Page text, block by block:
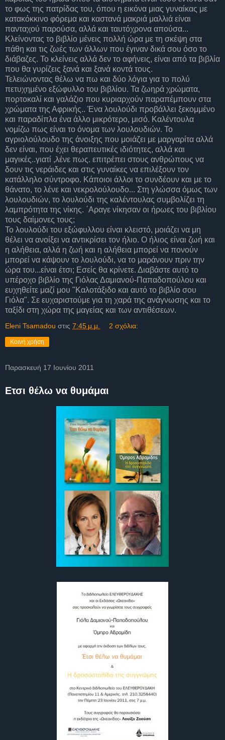
το φως της πατρίδας του, όπου η εικόνα μιας γυναίκας με
κατακόκκινο φόρεμα και καστανά μακριά μαλλιά είναι
πανταχού παρούσα, αλλά και ταυτόχρονα απούσα...
Κλείνοντας το βιβλίο μένεις πολλή ώρα με τη σκέψη στα
πάθη και τις ζωές των άλλων που έγιναν δικά σου όσο το
διάβαζες. Το κλείνεις αλλά δεν το αφήνεις, είναι από τα βιβλία
που θα γυρίζεις ξανά και ξανά κοντά τους.
Τελειώνοντας θέλω να πω και δύο λόγια για το πολύ
πετυχημένο εξώφυλλο του βιβλίου. Τα ζωηρά χρώματα,
πορτοκαλί και γαλάζιο που κυριαρχούν παραπέμπουν στα
χρώματα της Αφρικής.. Ένα λουλούδι προβάλλει ξεκομμένο
και παραδίπλα ένα άλλο μικρότερο, μισό. Καλέντουλα
νομίζω πως είναι το όνομα των λουλουδιών. Το
αγριολούλουδο της άνοιξης που μοιάζει με μαργαρίτα αλλά
δεν είναι, που έχει θεραπευτικές ιδιότητες, αλλά και
μαγικές..γιατί ,λένε πως. επιτρέπει στους ανθρώπους να
δουν τις νεράιδες και στις γυναίκες να επιλέξουν τον
κατάλληλο σύντροφο. Κάποιοι άλλοι το συνδέουν και με το
θάνατο, το λένε και νεκρολούλουδο... Στη γλώσσα όμως των
λουλουδιών, το λουλούδι της καλέντουλας συμβολίζει τη
λαμπρότητα της νίκης. ΄Αραγε νίκησαν οι ήρωες του βιβλίου
τους δαίμονες τους;
Το λουλούδι του εξώφυλλου είναι κλειστό, μοιάζει να μη
θέλει να ανοίξει να αντικρίσει τον ήλιο. Ο ήλιος είναι ζωή και
η αλήθεια, αλλά η ζωή και η αλήθεια μπορεί να πονούν
μπορεί να κάψουν το λουλούδι, να το μαράνουν πριν την
ώρα του...είναι έτσι; Εσείς θα κρίνετε. Διαβάστε αυτό το
υπέροχο βιβλίο της Γιόλας Δαμιανού-Παπαδοπούλου και
ευχηθείτε μαζί μου "Καλοτάξιδο και αυτό το βιβλίο σου
Γιόλα". Σε ευχαριστούμε για τη χαρά της ανάγνωσης και το
ταξίδι στη χώρα της μαγείας και των αντιθέσεων.
Eleni Tsamadou στις 7:45 μ.μ. 2 σχόλια:
Κοινή χρήση
Παρασκευή 17 Ιουνίου 2011
Eτσι θέλω να θυμάμαι